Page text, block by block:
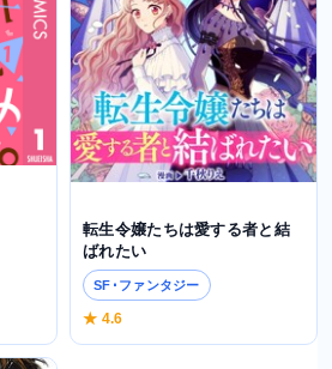
転生令嬢たちは愛する者と結
ばれたい
SF･ファンタジー
★ 4.6